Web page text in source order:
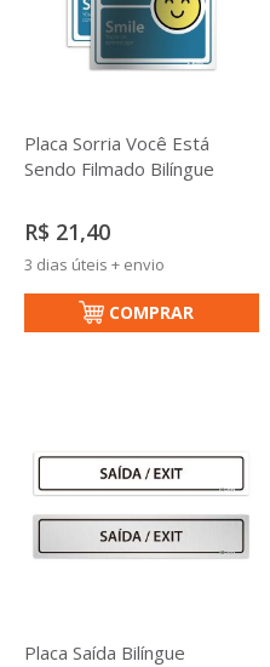
Placa Sorria Você Está
Sendo Filmado Bilíngue
R$ 21,40
3 dias úteis + envio
COMPRAR
Placa Saída Bilíngue